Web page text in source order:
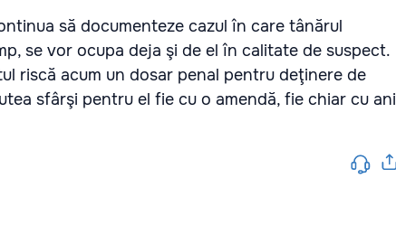
să documenteze cazul în care tânărul
se vor ocupa deja şi de el în calitate de suspect.
riscă acum un dosar penal pentru deţinere de
sfârşi pentru el fie cu o amendă, fie chiar cu ani